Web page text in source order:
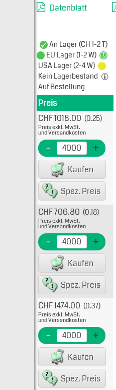
Datenblatt
An Lager (CH 1-2 T)
EU Lager (1-2 W)
USA Lager (2-4 W)
Kein Lagerbestand
Auf Bestellung
Produkt
Preis
Typ:
EME
CHF 1018.00 (0.25)
Preis exkl. MwSt.
und Versandkosten
- +
Kaufen
Spez. Preis
Typ:
EME
CHF 706.80 (0.18)
Preis exkl. MwSt.
und Versandkosten
- +
Kaufen
Spez. Preis
Typ:
EME
CHF 1474.00 (0.37)
Preis exkl. MwSt.
und Versandkosten
- +
Kaufen
Spez. Preis